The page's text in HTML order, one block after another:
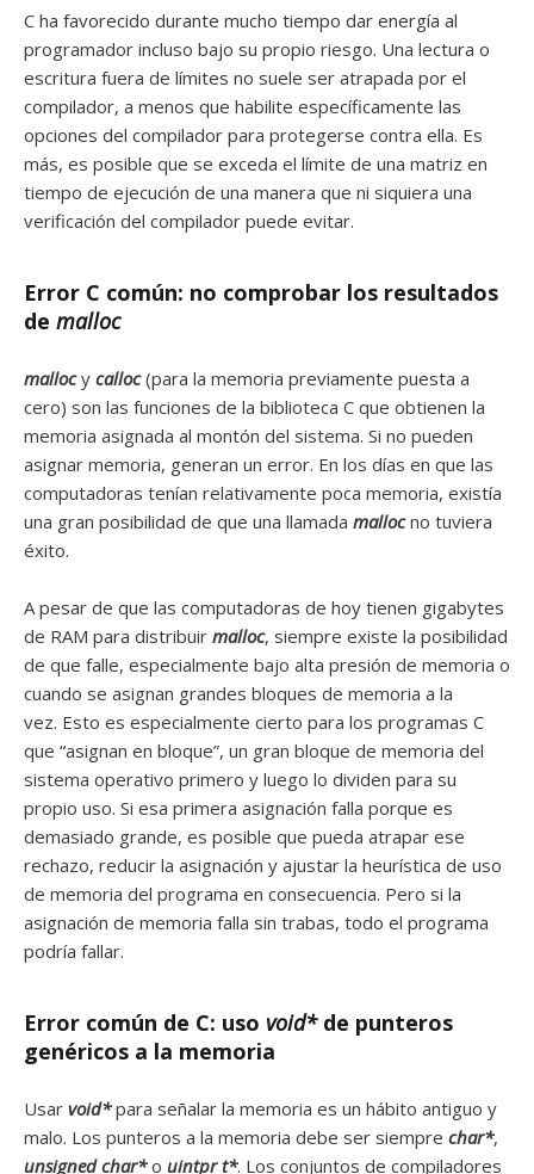
C ha favorecido durante mucho tiempo dar energía al
programador incluso bajo su propio riesgo. Una lectura o
escritura fuera de límites no suele ser atrapada por el
compilador, a menos que habilite específicamente las
opciones del compilador para protegerse contra ella. Es
más, es posible que se exceda el límite de una matriz en
tiempo de ejecución de una manera que ni siquiera una
verificación del compilador puede evitar.
Error C común: no comprobar los resultados
de malloc
mallocy calloc(para la memoria previamente puesta a
cero) son las funciones de la biblioteca C que obtienen la
memoria asignada al montón del sistema. Si no pueden
asignar memoria, generan un error. En los días en que las
computadoras tenían relativamente poca memoria, existía
una gran posibilidad de que una llamada mallocno tuviera
éxito.
A pesar de que las computadoras de hoy tienen gigabytes
de RAM para distribuir malloc, siempre existe la posibilidad
de que falle, especialmente bajo alta presión de memoria o
cuando se asignan grandes bloques de memoria a la
vez. Esto es especialmente cierto para los programas C
que “asignan en bloque”, un gran bloque de memoria del
sistema operativo primero y luego lo dividen para su
propio uso. Si esa primera asignación falla porque es
demasiado grande, es posible que pueda atrapar ese
rechazo, reducir la asignación y ajustar la heurística de uso
de memoria del programa en consecuencia. Pero si la
asignación de memoria falla sin trabas, todo el programa
podría fallar.
Error común de C: uso void*de punteros
genéricos a la memoria
Usar void*para señalar la memoria es un hábito antiguo y
malo. Los punteros a la memoria debe ser siempre char*,
unsigned char*o uintpr t*. Los conjuntos de compiladores